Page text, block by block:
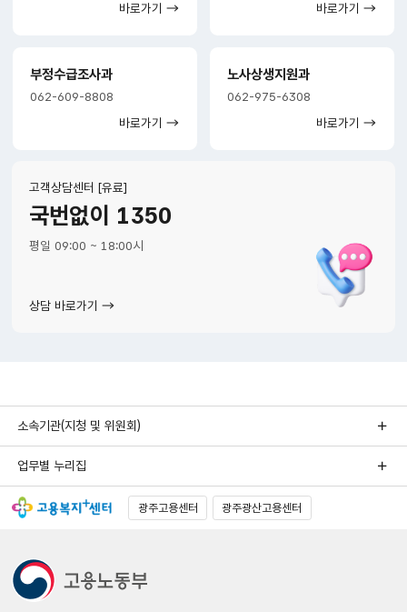
바로가기
바로가기
부정수급조사과
062-609-8808
바로가기
노사상생지원과
062-975-6308
바로가기
고객상담센터 [유료]
국번없이 1350
평일 09:00 ~ 18:00시
상담 바로가기
소속기관(지청 및 위원회)
업무별 누리집
광주고용센터 광주광산고용센터